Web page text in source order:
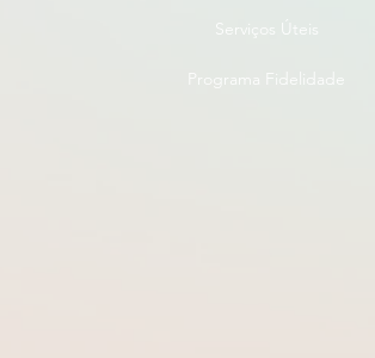
Serviços Úteis
Programa Fidelidade